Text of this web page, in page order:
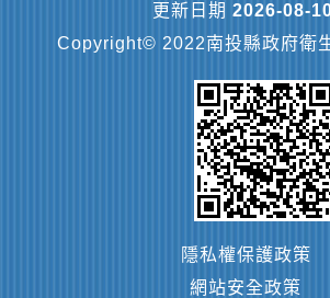
更新日期 2026-08-
Copyright© 2022南投縣政府衛
隱私權保護政策
網站安全政策